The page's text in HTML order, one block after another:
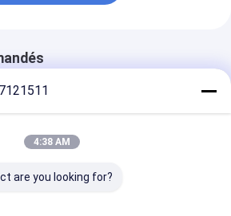
4:38 AM
are you looking for?